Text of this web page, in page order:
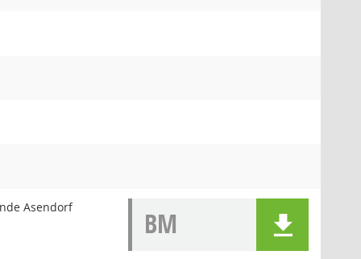
Asendorf BM